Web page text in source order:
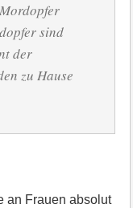
sind
der
zu Hause
an Frauen absolut